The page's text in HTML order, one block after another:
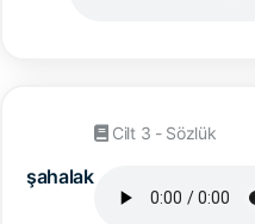
şahalak
Cilt 3 - Sözlük